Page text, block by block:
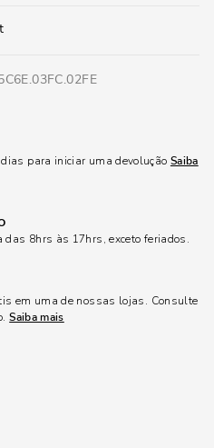
para iniciar uma devolução Saiba
das 8hrs às 17hrs, exceto feriados.
em uma de nossas lojas. Consulte
Saiba mais